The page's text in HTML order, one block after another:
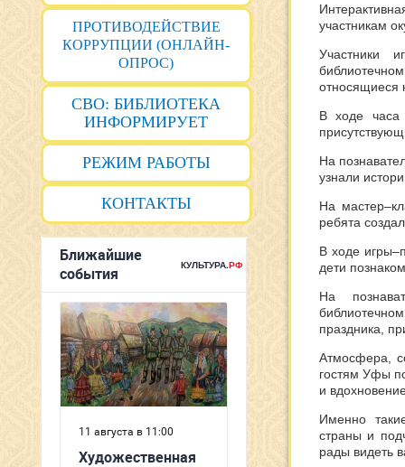
ПРОТИВОДЕЙСТВИЕ
КОРРУПЦИИ (ОНЛАЙН-
ОПРОС)
СВО: БИБЛИОТЕКА
ИНФОРМИРУЕТ
РЕЖИМ РАБОТЫ
КОНТАКТЫ
участникам
Участники
относящиеся
В ходе
На
узнали
На
ребята
В ходе
дети
На
праздника,
Атмосфера,
гостям Уфы
и
Именно
страны и
рады видеть